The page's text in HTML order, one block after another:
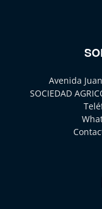
Avenida
SOCIEDAD